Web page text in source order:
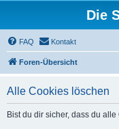
Die
FAQ Kontakt
Foren-Übersicht
Alle Cookies löschen
Bist du dir sicher, dass du